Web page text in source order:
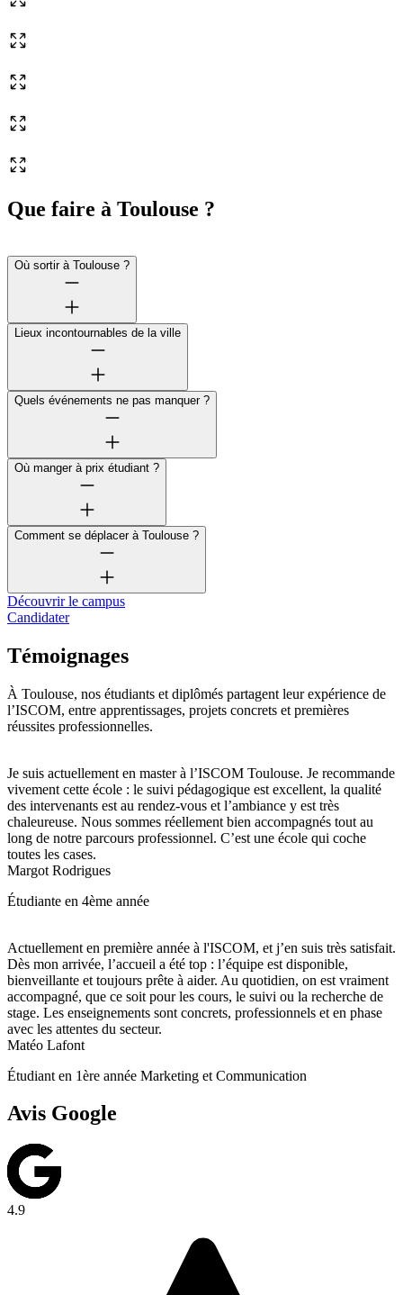
Que faire à Toulouse ?
Où sortir à Toulouse ?
Lieux incontournables de la ville
Quels événements ne pas manquer ?
Où manger à prix étudiant ?
Comment se déplacer à Toulouse ?
Découvrir le campus
Candidater
Témoignages
À Toulouse, nos étudiants et diplômés partagent leur expérience de
l’ISCOM, entre apprentissages, projets concrets et premières
réussites professionnelles.
Je suis actuellement en master à l’ISCOM Toulouse. Je recommande
vivement cette école : le suivi pédagogique est excellent, la qualité
des intervenants est au rendez-vous et l’ambiance y est très
chaleureuse. Nous sommes réellement bien accompagnés tout au
long de notre parcours professionnel. C’est une école qui coche
toutes les cases.
Margot Rodrigues
Étudiante en 4ème année
Actuellement en première année à l'ISCOM, et j’en suis très satisfait.
Dès mon arrivée, l’accueil a été top : l’équipe est disponible,
bienveillante et toujours prête à aider. Au quotidien, on est vraiment
accompagné, que ce soit pour les cours, le suivi ou la recherche de
stage. Les enseignements sont concrets, professionnels et en phase
avec les attentes du secteur.
Matéo Lafont
Étudiant en 1ère année Marketing et Communication
Avis Google
4.9